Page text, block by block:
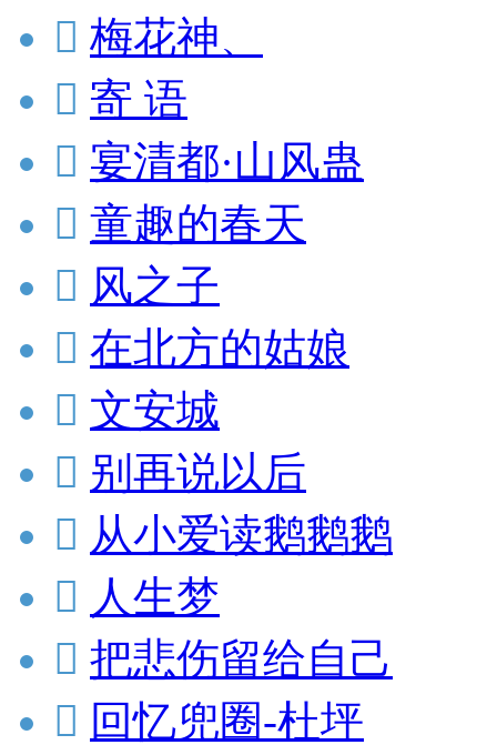
 梅花神、
 寄 语
 宴清都·山风蛊
 童趣的春天
 风之子
 在北方的姑娘
 文安城
 别再说以后
 从小爱读鹅鹅鹅
 人生梦
 把悲伤留给自己
 回忆兜圈-杜坪